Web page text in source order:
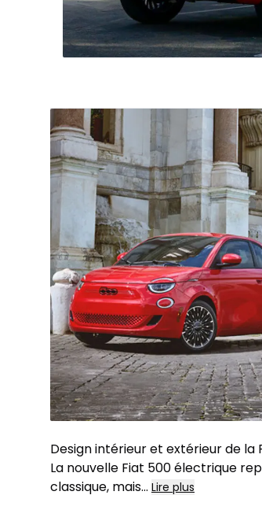
Design intérieur et extérieur de la
La nouvelle Fiat 500 électrique
classique, mais... Lire plus